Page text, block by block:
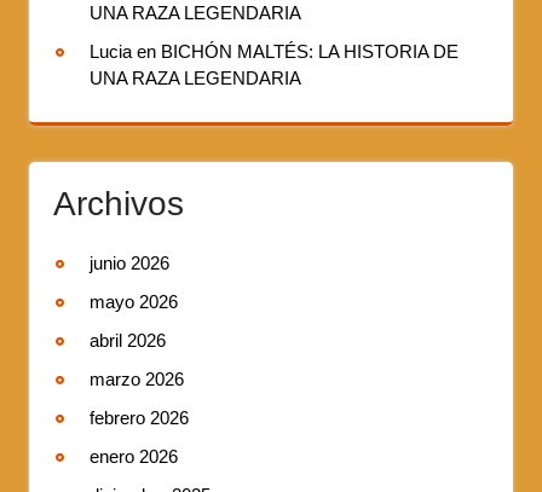
UNA RAZA LEGENDARIA
Lucia en BICHÓN MALTÉS: LA HISTORIA DE
UNA RAZA LEGENDARIA
Archivos
junio 2026
mayo 2026
abril 2026
marzo 2026
febrero 2026
enero 2026